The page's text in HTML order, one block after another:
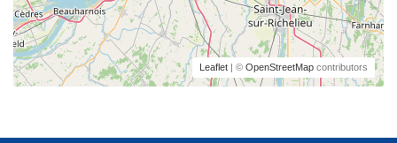
Leaflet | © OpenStreetMap contributors